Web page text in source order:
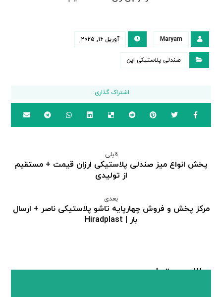
Maryam آوریل ۱۶, ۲۰۲۵
صندلی پلاستیکی اپن
قبلی
پخش انواع میز صندلی پلاستیکی ارزان قیمت + مستقیم
از تولیدی
بعدی
مرکز پخش و فروش چهارپایه تاشو پلاستیکی ناصر + ارسال
بار | Hiradplast
مطالب مرتبط ...